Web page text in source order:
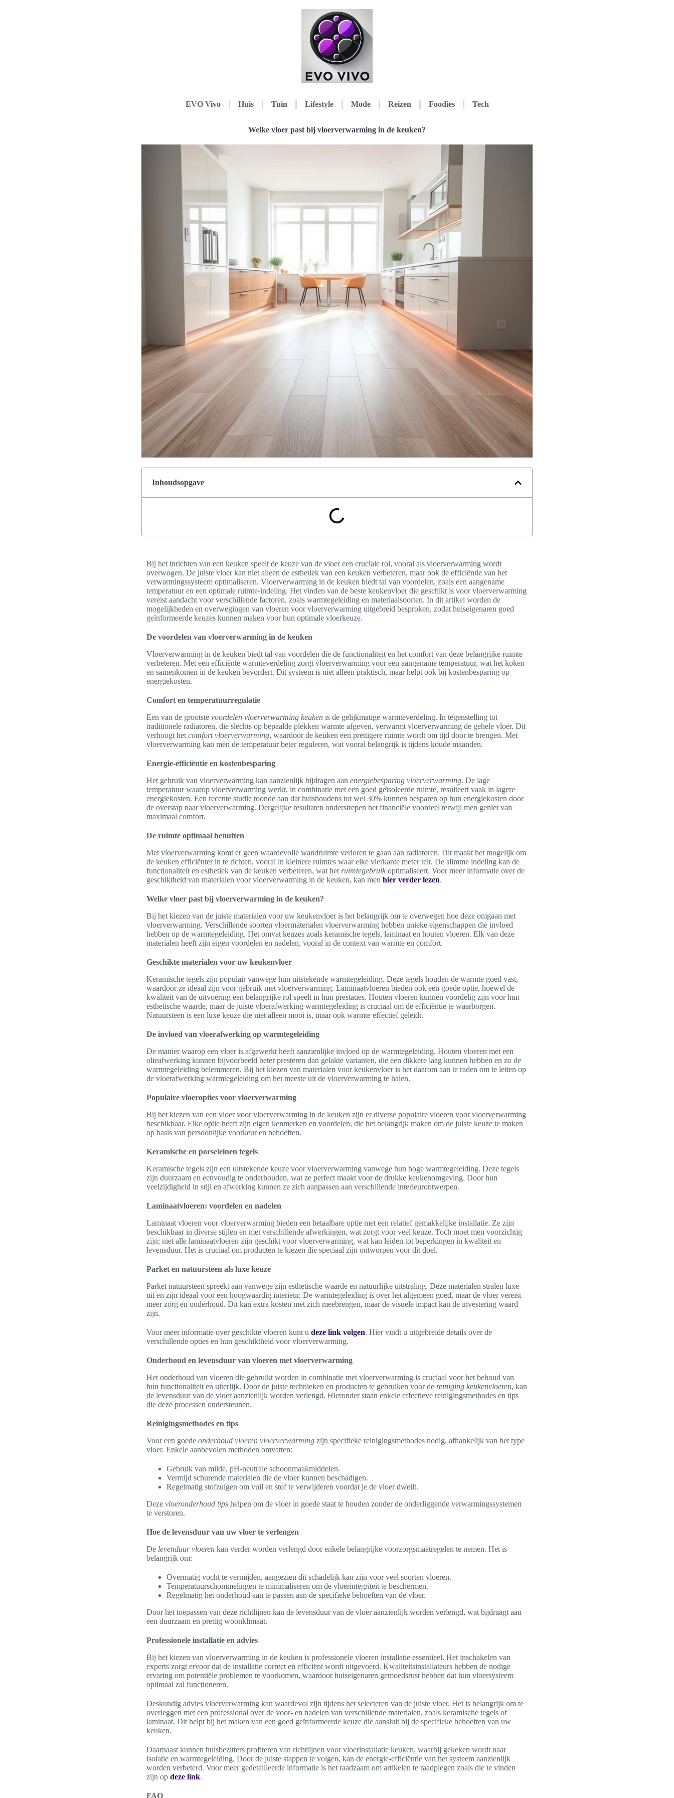
EVO Vivo Huis Tuin Lifestyle Mode Reizen Foodies Tech
Welke vloer past bij vloerverwarming in de keuken?
Inhoudsopgave
Bij het inrichten van een keuken speelt de keuze van de vloer een cruciale rol, vooral als vloerverwarming wordt
overwogen. De juiste vloer kan niet alleen de esthetiek van een keuken verbeteren, maar ook de efficiëntie van het
verwarmingssysteem optimaliseren. Vloerverwarming in de keuken biedt tal van voordelen, zoals een aangename
temperatuur en een optimale ruimte-indeling. Het vinden van de beste keukenvloer die geschikt is voor vloerverwarming
vereist aandacht voor verschillende factoren, zoals warmtegeleiding en materiaalsoorten. In dit artikel worden de
mogelijkheden en overwegingen van vloeren voor vloerverwarming uitgebreid besproken, zodat huiseigenaren goed
geïnformeerde keuzes kunnen maken voor hun optimale vloerkeuze.
De voordelen van vloerverwarming in de keuken
Vloerverwarming in de keuken biedt tal van voordelen die de functionaliteit en het comfort van deze belangrijke ruimte
verbeteren. Met een efficiënte warmteverdeling zorgt vloerverwarming voor een aangename temperatuur, wat het koken
en samenkomen in de keuken bevordert. Dit systeem is niet alleen praktisch, maar helpt ook bij kostenbesparing op
energiekosten.
Comfort en temperatuurregulatie
Een van de grootste voordelen vloerverwarming keuken is de gelijkmatige warmteverdeling. In tegenstelling tot
traditionele radiatoren, die slechts op bepaalde plekken warmte afgeven, verwarmt vloerverwarming de gehele vloer. Dit
verhoogt hetcomfort vloerverwarming, waardoor de keuken een prettigere ruimte wordt om tijd door te brengen. Met
vloerverwarming kan men de temperatuur beter reguleren, wat vooral belangrijk is tijdens koude maanden.
Energie-efficiëntie en kostenbesparing
Het gebruik van vloerverwarming kan aanzienlijk bijdragen aan energiebesparing vloerverwarming. De lage
temperatuur waarop vloerverwarming werkt, in combinatie met een goed geïsoleerde ruimte, resulteert vaak in lagere
energiekosten. Een recente studie toonde aan dat huishoudens tot wel 30% kunnen besparen op hun energiekosten door
de overstap naar vloerverwarming. Dergelijke resultaten onderstrepen het financiële voordeel terwijl men geniet van
maximaal comfort.
De ruimte optimaal benutten
Met vloerverwarming komt er geen waardevolle wandruimte verloren te gaan aan radiatoren. Dit maakt het mogelijk om
de keuken efficiënter in te richten, vooral in kleinere ruimtes waar elke vierkante meter telt. De slimme indeling kan de
functionaliteit en esthetiek van de keuken verbeteren, wat hetruimtegebruik optimaliseert. Voor meer informatie over de
geschiktheid van materialen voor vloerverwarming in de keuken, kan men hier verder lezen.
Welke vloer past bij vloerverwarming in de keuken?
Bij het kiezen van de juiste materialen voor uw keukenvloer is het belangrijk om te overwegen hoe deze omgaan met
vloerverwarming. Verschillende soorten vloermaterialen vloerverwarming hebben unieke eigenschappen die invloed
hebben op de warmtegeleiding. Het omvat keuzes zoals keramische tegels, laminaat en houten vloeren. Elk van deze
materialen heeft zijn eigen voordelen en nadelen, vooral in de context van warmte en comfort.
Geschikte materialen voor uw keukenvloer
Keramische tegels zijn populair vanwege hun uitstekende warmtegeleiding. Deze tegels houden de warmte goed vast,
waardoor ze ideaal zijn voor gebruik met vloerverwarming. Laminaatvloeren bieden ook een goede optie, hoewel de
kwaliteit van de uitvoering een belangrijke rol speelt in hun prestaties. Houten vloeren kunnen voordelig zijn voor hun
esthetische waarde, maar de juiste vloerafwerking warmtegeleiding is cruciaal om de efficiëntie te waarborgen.
Natuursteen is een luxe keuze die niet alleen mooi is, maar ook warmte effectief geleidt.
De invloed van vloerafwerking op warmtegeleiding
De manier waarop een vloer is afgewerkt heeft aanzienlijke invloed op de warmtegeleiding. Houten vloeren met een
olieafwerking kunnen bijvoorbeeld beter presteren dan gelakte varianten, die een dikkere laag kunnen hebben en zo de
warmtegeleiding belemmeren. Bij het kiezen van materialen voor keukenvloer is het daarom aan te raden om te letten op
de vloerafwerking warmtegeleiding om het meeste uit de vloerverwarming te halen.
Populaire vloeropties voor vloerverwarming
Bij het kiezen van een vloer voor vloerverwarming in de keuken zijn er diverse populaire vloeren voor vloerverwarming
beschikbaar. Elke optie heeft zijn eigen kenmerken en voordelen, die het belangrijk maken om de juiste keuze te maken
op basis van persoonlijke voorkeur en behoeften.
Keramische en porseleinen tegels
Keramische tegels zijn een uitstekende keuze voor vloerverwarming vanwege hun hoge warmtegeleiding. Deze tegels
zijn duurzaam en eenvoudig te onderhouden, wat ze perfect maakt voor de drukke keukenomgeving. Door hun
veelzijdigheid in stijl en afwerking kunnen ze zich aanpassen aan verschillende interieurontwerpen.
Laminaatvloeren: voordelen en nadelen
Laminaat vloeren voor vloerverwarming bieden een betaalbare optie met een relatief gemakkelijke installatie. Ze zijn
beschikbaar in diverse stijlen en met verschillende afwerkingen, wat zorgt voor veel keuze. Toch moet men voorzichtig
zijn; niet alle laminaatvloeren zijn geschikt voor vloerverwarming, wat kan leiden tot beperkingen in kwaliteit en
levensduur. Het is cruciaal om producten te kiezen die speciaal zijn ontworpen voor dit doel.
Parket en natuursteen als luxe keuze
Parket natuursteen spreekt aan vanwege zijn esthetische waarde en natuurlijke uitstraling. Deze materialen stralen luxe
uit en zijn ideaal voor een hoogwaardig interieur. De warmtegeleiding is over het algemeen goed, maar de vloer vereist
meer zorg en onderhoud. Dit kan extra kosten met zich meebrengen, maar de visuele impact kan de investering waard
zijn.
Voor meer informatie over geschikte vloeren kunt u deze link volgen. Hier vindt u uitgebreide details over de
verschillende opties en hun geschiktheid voor vloerverwarming.
Onderhoud en levensduur van vloeren met vloerverwarming
Het onderhoud van vloeren die gebruikt worden in combinatie met vloerverwarming is cruciaal voor het behoud van
hun functionaliteit en uiterlijk. Door de juiste technieken en producten te gebruiken voor de reiniging keukenvloeren, kan
de levensduur van de vloer aanzienlijk worden verlengd. Hieronder staan enkele effectieve reinigingsmethodes en tips
die deze processen ondersteunen.
Reinigingsmethodes en tips
Voor een goede onderhoud vloeren vloerverwarming zijn specifieke reinigingsmethodes nodig, afhankelijk van het type
vloer. Enkele aanbevolen methoden omvatten:
Gebruik van milde, pH-neutrale schoonmaakmiddelen.
Vermijd schurende materialen die de vloer kunnen beschadigen.
Regelmatig stofzuigen om vuil en stof te verwijderen voordat je de vloer dweilt.
Deze vloeronderhoud tips helpen om de vloer in goede staat te houden zonder de onderliggende verwarmingssystemen
te verstoren.
Hoe de levensduur van uw vloer te verlengen
De levenduur vloeren kan verder worden verlengd door enkele belangrijke voorzorgsmaatregelen te nemen. Het is
belangrijk om:
Overmatig vocht te vermijden, aangezien dit schadelijk kan zijn voor veel soorten vloeren.
Temperatuurschommelingen te minimaliseren om de vloerintegriteit te beschermen.
Regelmatig het onderhoud aan te passen aan de specifieke behoeften van de vloer.
Door het toepassen van deze richtlijnen kan de levensduur van de vloer aanzienlijk worden verlengd, wat bijdraagt aan
een duurzaam en prettig woonklimaat.
Professionele installatie en advies
Bij het kiezen van vloerverwarming in de keuken is professionele vloeren installatie essentieel. Het inschakelen van
experts zorgt ervoor dat de installatie correct en efficiënt wordt uitgevoerd. Kwaliteitsinstallateurs hebben de nodige
ervaring om potentiële problemen te voorkomen, waardoor huiseigenaren gemoedsrust hebben dat hun vloersysteem
optimaal zal functioneren.
Deskundig advies vloerverwarming kan waardevol zijn tijdens het selecteren van de juiste vloer. Het is belangrijk om te
overleggen met een professional over de voor- en nadelen van verschillende materialen, zoals keramische tegels of
laminaat. Dit helpt bij het maken van een goed geïnformeerde keuze die aansluit bij de specifieke behoeften van uw
keuken.
Daarnaast kunnen huisbezitters profiteren van richtlijnen voor vloerinstallatie keuken, waarbij gekeken wordt naar
isolatie en warmtegeleiding. Door de juiste stappen te volgen, kan de energie-efficiëntie van het systeem aanzienlijk
worden verbeterd. Voor meer gedetailleerde informatie is het raadzaam om artikelen te raadplegen zoals die te vinden
zijn op deze link.
FAQ